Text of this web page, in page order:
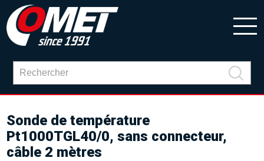
Sonde de température
Pt1000TGL40/0, sans connecteur,
câble 2 mètres